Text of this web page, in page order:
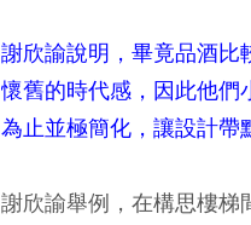
謝欣諭說明，畢竟品酒比
懷舊的時代感，因此他們
為止並極簡化，讓設計帶
謝欣諭舉例，在構思樓梯